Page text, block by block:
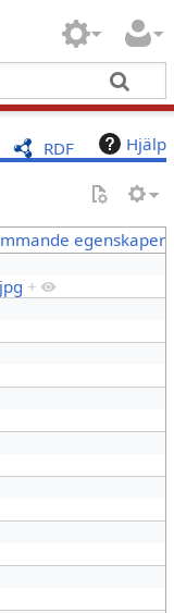
RDF Hjälp
egenskaper
+